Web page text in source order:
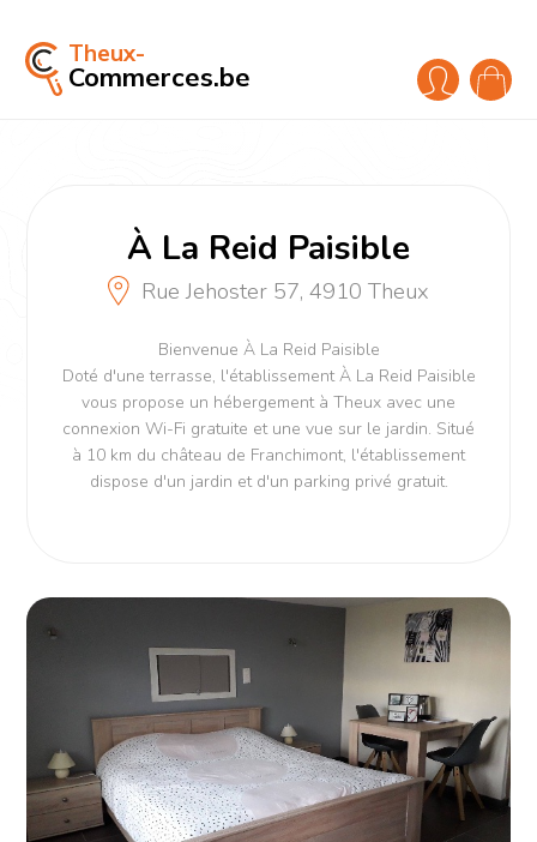
Theux-
Commerces.be
À La Reid Paisible
Rue Jehoster 57, 4910 Theux
Bienvenue À La Reid Paisible
Doté d'une terrasse, l'établissement À La Reid Paisible
vous propose un hébergement à Theux avec une
connexion Wi-Fi gratuite et une vue sur le jardin. Situé
à 10 km du château de Franchimont, l'établissement
dispose d'un jardin et d'un parking privé gratuit.